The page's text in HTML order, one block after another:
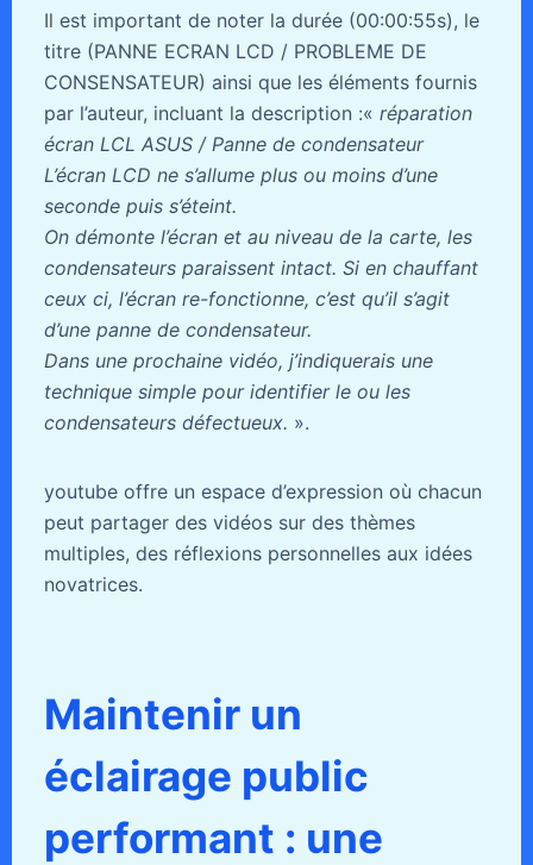
Il est important de noter la durée (00:00:55s), le
titre (PANNE ECRAN LCD / PROBLEME DE
CONSENSATEUR) ainsi que les éléments fournis
par l’auteur, incluant la description :« réparation
écran LCL ASUS / Panne de condensateur
L’écran LCD ne s’allume plus ou moins d’une
seconde puis s’éteint.
On démonte l’écran et au niveau de la carte, les
condensateurs paraissent intact. Si en chauffant
ceux ci, l’écran re-fonctionne, c’est qu’il s’agit
d’une panne de condensateur.
Dans une prochaine vidéo, j’indiquerais une
technique simple pour identifier le ou les
condensateurs défectueux. ».
youtube offre un espace d’expression où chacun
peut partager des vidéos sur des thèmes
multiples, des réflexions personnelles aux idées
novatrices.
Maintenir un
éclairage public
performant : une